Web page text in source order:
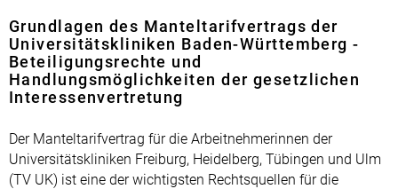
Grundlagen des Manteltarifvertrags der
Universitätskliniken Baden-Württemberg -
Beteiligungsrechte und
Handlungsmöglichkeiten der gesetzlichen
Interessenvertretung
Der Manteltarifvertrag für die Arbeitnehmerinnen der
Universitätskliniken Freiburg, Heidelberg, Tübingen und Ulm
(TV UK) ist eine der wichtigsten Rechtsquellen für die